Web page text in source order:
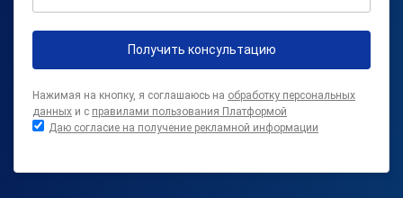
Получить консультацию
Нажимая на кнопку, я соглашаюсь на обработку персональных
данных и с правилами пользования Платформой
Даю согласие на получение рекламной информации